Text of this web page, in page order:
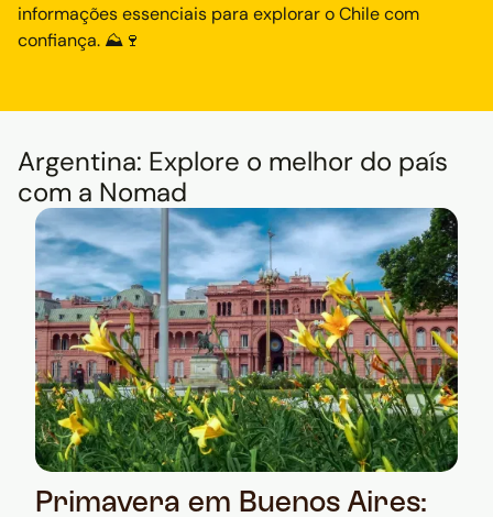
informações essenciais para explorar o Chile com
confiança. ⛰️🍷
Argentina: Explore o melhor do país
com a Nomad
Primavera em Buenos Aires: